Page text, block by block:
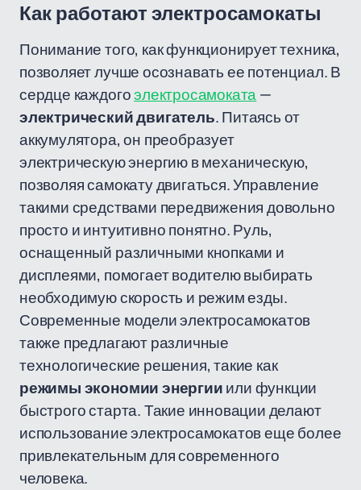
Как работают электросамокаты
Понимание того, как функционирует техника,
позволяет лучше осознавать ее потенциал. В
сердце каждогоэлектросамоката—
электрический двигатель. Питаясь от
аккумулятора, он преобразует
электрическую энергию в механическую,
позволяя самокату двигаться. Управление
такими средствами передвижения довольно
просто и интуитивно понятно. Руль,
оснащенный различными кнопками и
дисплеями, помогает водителю выбирать
необходимую скорость и режим езды.
Современные модели электросамокатов
также предлагают различные
технологические решения, такие как
режимы экономии энергииили функции
быстрого старта. Такие инновации делают
использование электросамокатов еще более
привлекательным для современного
человека.